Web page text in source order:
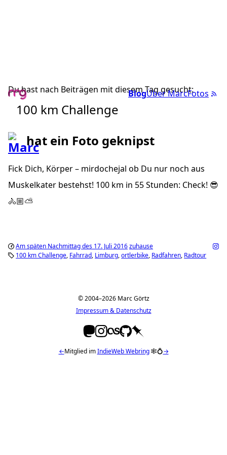
BlogÜber MarcFotos
Du hast nach Beiträgen mit diesem Tag gesucht:
100 km Challenge
hat ein Foto geknipst
Fick Dich, Körper – mirdochejal ob Du nur noch aus
Muskelkater bestehst! 100 km in 55 Stunden: Check! 😎
🚴🏼⛅️
Am späten Nachmittag des 17. Juli 2016zuhause
100 km Challenge Fahrrad Limburg ortlerbike Radfahren Radtour
© 2004–2026 Marc Görtz
Impressum & Datenschutz
←Mitglied imIndieWeb Webring🕸💍→